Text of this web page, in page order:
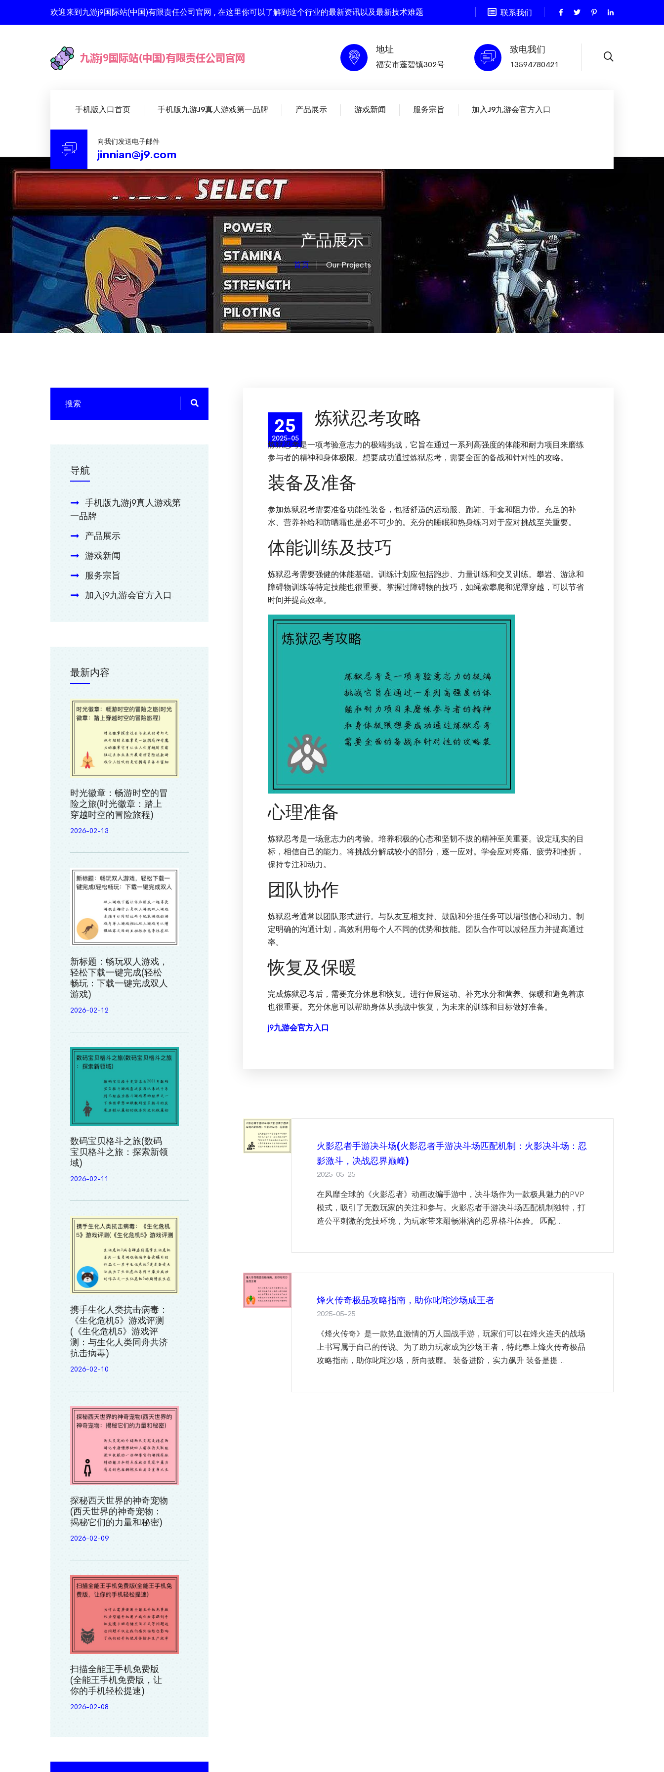
欢迎来到九游j9国际站(中国)有限责任公司官网 , 在这里你可以了解到这个行业的最新资讯以及最新技术难题 联系我们
地址
福安市蓬碧镇302号
致电我们
13594780421
手机版入口首页 手机版九游J9真人游戏第一品牌 产品展示 游戏新闻 服务宗旨 加入J9九游会官方入口
向我们发送电子邮件
jinnian@j9.com
产品展示
首页 Our Projects
25
2025-05
炼狱忍考攻略
炼狱忍考是一项考验意志力的极端挑战，它旨在通过一系列高强度的体能和耐力项目来磨练
参与者的精神和身体极限。想要成功通过炼狱忍考，需要全面的备战和针对性的攻略。
装备及准备
参加炼狱忍考需要准备功能性装备，包括舒适的运动服、跑鞋、手套和阻力带。充足的补
水、营养补给和防晒霜也是必不可少的。充分的睡眠和热身练习对于应对挑战至关重要。
体能训练及技巧
炼狱忍考需要强健的体能基础。训练计划应包括跑步、力量训练和交叉训练。攀岩、游泳和
障碍物训练等特定技能也很重要。掌握过障碍物的技巧，如绳索攀爬和泥潭穿越，可以节省
时间并提高效率。
心理准备
炼狱忍考是一场意志力的考验。培养积极的心态和坚韧不拔的精神至关重要。设定现实的目
标，相信自己的能力。将挑战分解成较小的部分，逐一应对。学会应对疼痛、疲劳和挫折，
保持专注和动力。
团队协作
炼狱忍考通常以团队形式进行。与队友互相支持、鼓励和分担任务可以增强信心和动力。制
定明确的沟通计划，高效利用每个人不同的优势和技能。团队合作可以减轻压力并提高通过
率。
恢复及保暖
完成炼狱忍考后，需要充分休息和恢复。进行伸展运动、补充水分和营养。保暖和避免着凉
也很重要。充分休息可以帮助身体从挑战中恢复，为未来的训练和目标做好准备。
j9九游会官方入口
火影忍者手游决斗场(火影忍者手游决斗场匹配机制：火影决斗场：忍
影激斗，决战忍界巅峰)
2025-05-25
在风靡全球的《火影忍者》动画改编手游中，决斗场作为一款极具魅力的PVP
模式，吸引了无数玩家的关注和参与。火影忍者手游决斗场匹配机制独特，打
造公平刺激的竞技环境，为玩家带来酣畅淋漓的忍界格斗体验。 匹配...
烽火传奇极品攻略指南，助你叱咤沙场成王者
2025-05-25
《烽火传奇》是一款热血激情的万人国战手游，玩家们可以在烽火连天的战场
上书写属于自己的传说。为了助力玩家成为沙场王者，特此奉上烽火传奇极品
攻略指南，助你叱咤沙场，所向披靡。 装备进阶，实力飙升 装备是提...
导航
手机版九游j9真人游戏第
一品牌
产品展示
游戏新闻
服务宗旨
加入j9九游会官方入口
最新内容
时光徽章：畅游时空的冒
险之旅(时光徽章：踏上
穿越时空的冒险旅程)
2026-02-13
新标题：畅玩双人游戏，
轻松下载一键完成(轻松
畅玩：下载一键完成双人
游戏)
2026-02-12
数码宝贝格斗之旅(数码
宝贝格斗之旅：探索新领
域)
2026-02-11
携手生化人类抗击病毒：
《生化危机5》游戏评测
(《生化危机5》游戏评
测：与生化人类同舟共济
抗击病毒)
2026-02-10
探秘西天世界的神奇宠物
(西天世界的神奇宠物：
揭秘它们的力量和秘密)
2026-02-09
扫描全能王手机免费版
(全能王手机免费版，让
你的手机轻松提速)
2026-02-08